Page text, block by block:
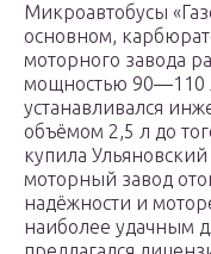
Микроавтобусы
основном,
моторного завода
мощностью 90—110
устанавливался
объёмом 2,5 л до
купила
моторный завод
надёжности и
наиболее удачным